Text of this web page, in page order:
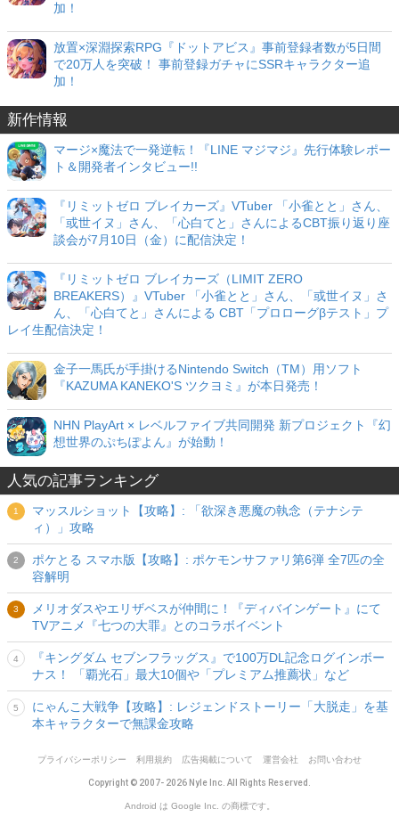
加！
放置×深淵探索RPG『ドットアビス』事前登録者数が5日間
で20万人を突破！ 事前登録ガチャにSSRキャラクター追
加！
新作情報
マージ×魔法で一発逆転！『LINE マジマジ』先行体験レポー
ト＆開発者インタビュー!!
『リミットゼロ ブレイカーズ』VTuber 「小雀とと」さん、
「或世イヌ」さん、「心白てと」さんによるCBT振り返り座
談会が7月10日（金）に配信決定！
『リミットゼロ ブレイカーズ（LIMIT ZERO
BREAKERS）』VTuber 「小雀とと」さん、「或世イヌ」さ
ん、「心白てと」さんによる CBT「プロローグβテスト」プ
レイ生配信決定！
金子一馬氏が手掛けるNintendo Switch（TM）用ソフト
『KAZUMA KANEKO'S ツクヨミ』が本日発売！
NHN PlayArt × レベルファイブ共同開発 新プロジェクト『幻
想世界のぷちぽよん』が始動！
人気の記事ランキング
マッスルショット【攻略】: 「欲深き悪魔の執念（テナシテ
ィ）」攻略
ポケとる スマホ版【攻略】: ポケモンサファリ第6弾 全7匹の全
容解明
メリオダスやエリザベスが仲間に！『ディバインゲート』にて
TVアニメ『七つの大罪』とのコラボイベント
『キングダム セブンフラッグス』で100万DL記念ログインボー
ナス！ 「覇光石」最大10個や「プレミアム推薦状」など
にゃんこ大戦争【攻略】: レジェンドストーリー「大脱走」を基
本キャラクターで無課金攻略
プライバシーポリシー 利用規約 広告掲載について 運営会社 お問い合わせ
Copyright © 2007- 2026 Nyle Inc. All Rights Reserved.
Android は Google Inc. の商標です。